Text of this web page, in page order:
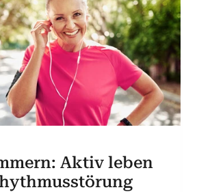
Aktiv leben